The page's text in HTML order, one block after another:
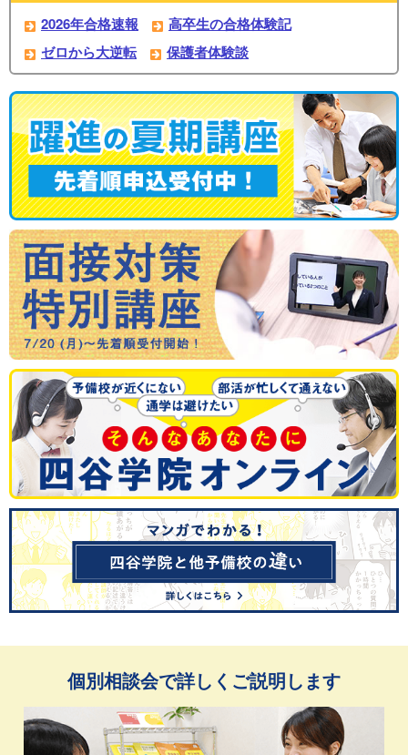
2026年合格速報
高卒生の合格体験記
ゼロから大逆転
保護者体験談
個別相談会で詳しくご説明します